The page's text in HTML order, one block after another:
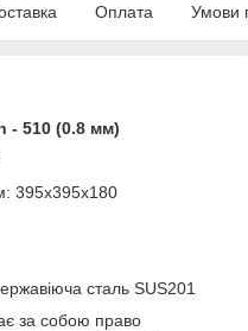
Оплата Умови
- 510 (0.8 мм)
395х395х180
сталь SUS201
за собою право